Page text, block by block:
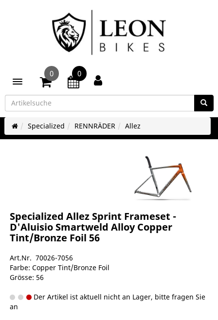
Toggle navigation
0 0
Specialized RENNRÄDER Allez
Specialized Allez Sprint Frameset -
D'Aluisio Smartweld Alloy Copper
Tint/Bronze Foil 56
Art.Nr. 70026-7056
Farbe: Copper Tint/Bronze Foil
Grösse: 56
Der Artikel ist aktuell nicht an Lager, bitte fragen Sie
an